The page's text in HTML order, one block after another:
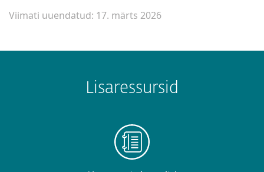
Viimati uuendatud: 17. märts 2026
Lisaressursid